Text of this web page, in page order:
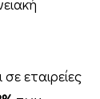
εταιρείες